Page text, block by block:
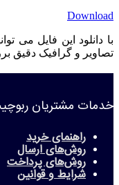
Download
با دانلود این فایل می
تصاویر و گرافیک دقیق
خدمات مشتریان
راهنمای خرید
روش‌های ارسال
روش‌های پرداخت
شرایط و قوانین